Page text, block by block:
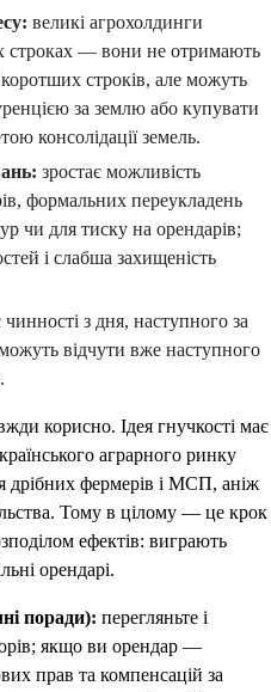
великі агрохолдинги
строках — вони не отримають
коротших строків, але можуть
за землю або купувати
консолідації земель.
зростає можливість
формальних переукладень
чи для тиску на орендарів;
і слабша захищеність
з дня, наступного за
відчути вже наступного
корисно. Ідея гнучкості має
аграрного ринку
дрібних фермерів і МСП, аніж
Тому в цілому — це крок
ефектів: виграють
орендарі.
поради): перегляньте і
якщо ви орендар —
прав та компенсацій за